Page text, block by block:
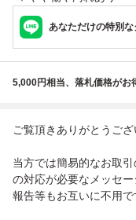
あなただけの特別
5,000円相当、落札価格がお
ご覧頂きありがとうござ
当方では簡易的なお取
の対応が必要なメッセ
報告等もお互いに不用で